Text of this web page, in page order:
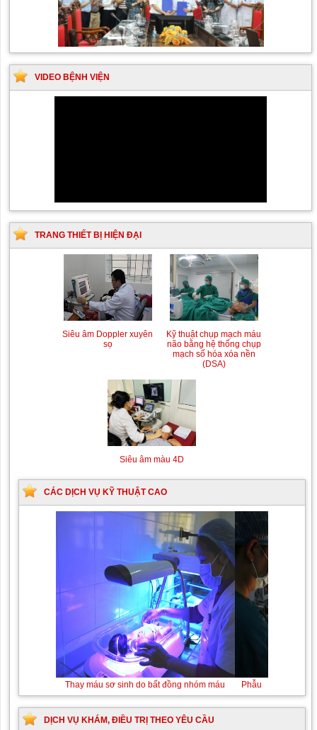
VIDEO BỆNH VIỆN
TRANG THIẾT BỊ HIỆN ĐẠI
Siêu âm Doppler xuyên
sọ
Kỹ thuật chụp mạch máu
não bằng hệ thống chụp
mạch số hóa xóa nền
(DSA)
Siêu âm màu 4D
CÁC DỊCH VỤ KỸ THUẬT CAO
Thay máu sơ sinh do bất đồng nhóm máu
DỊCH VỤ KHÁM, ĐIỀU TRỊ THEO YÊU CẦU